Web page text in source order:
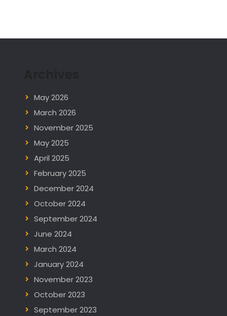
May 2026
March 2026
November 2025
May 2025
April 2025
February 2025
December 2024
October 2024
September 2024
June 2024
March 2024
January 2024
November 2023
October 2023
September 2023